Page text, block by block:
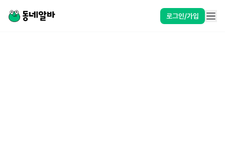
로그인/가입